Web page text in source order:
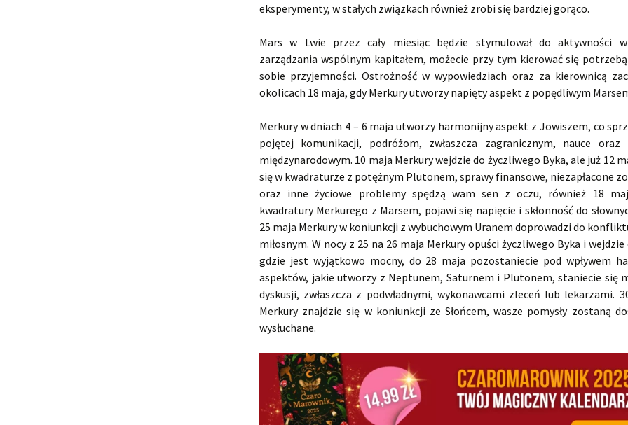
eksperymenty, w stałych związkach również zrobi się bardziej gorąco.
Mars w Lwie przez cały miesiąc będzie stymulował do aktywności
zarządzania wspólnym kapitałem, możecie przy tym kierować się
sobie przyjemności. Ostrożność w wypowiedziach oraz za kierownicą
okolicach 18 maja, gdy Merkury utworzy napięty aspekt z popędliwym
Merkury w dniach 4 – 6 maja utworzy harmonijny aspekt z Jowiszem, co
pojętej komunikacji, podróżom, zwłaszcza zagranicznym, nauce oraz
międzynarodowym. 10 maja Merkury wejdzie do życzliwego Byka, ale już 12
się w kwadraturze z potężnym Plutonem, sprawy finansowe, niezapłacone
oraz inne życiowe problemy spędzą wam sen z oczu, również 18
kwadratury Merkurego z Marsem, pojawi się napięcie i skłonność do
25 maja Merkury w koniunkcji z wybuchowym Uranem doprowadzi do
miłosnym. W nocy z 25 na 26 maja Merkury opuści życzliwego Byka i
gdzie jest wyjątkowo mocny, do 28 maja pozostaniecie pod wpływem
aspektów, jakie utworzy z Neptunem, Saturnem i Plutonem, staniecie się
dyskusji, zwłaszcza z podwładnymi, wykonawcami zleceń lub lekarzami.
Merkury znajdzie się w koniunkcji ze Słońcem, wasze pomysły zostaną
wysłuchane.